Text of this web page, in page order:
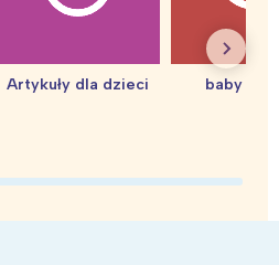
Artykuły dla dzieci baby